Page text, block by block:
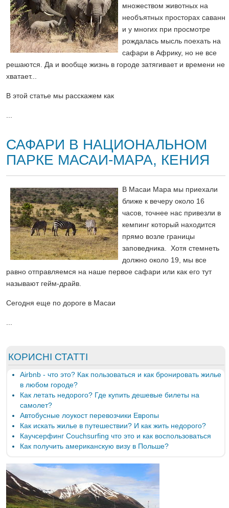
множеством животных на
необъятных просторах саванн
и у многих при просмотре
рождалась мысль поехать на
сафари в Африку, но не все
решаются. Да и вообще жизнь в городе затягивает и времени не
хватает...
В этой статье мы расскажем как
САФАРИ В НАЦИОНАЛЬНОМ
ПАРКЕ МАСАИ-МАРА, КЕНИЯ
В Масаи Мара мы приехали
ближе к вечеру около 16
часов, точнее нас привезли в
кемпинг который находится
прямо возле границы
заповедника. Хотя стемнеть
должно около 19, мы все
равно отправляемся на наше первое сафари или как его тут
называют гейм-драйв.
Сегодня еще по дороге в Масаи
КОРИСНІ СТАТТІ
Airbnb - что это? Как пользоваться и как бронировать жилье
в любом городе?
Как летать недорого? Где купить дешевые билеты на
самолет?
Автобусные лоукост перевозчики Европы
Как искать жилье в путешествии? И как жить недорого?
Каучсерфинг Couchsurfing что это и как воспользоваться
Как получить американскую визу в Польше?